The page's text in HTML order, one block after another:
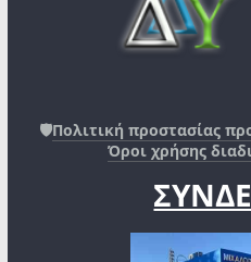
🛡️Πολιτική προστασίας
Όροι χρήσης